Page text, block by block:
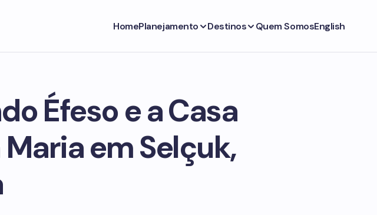
HomePlanejamento Destinos Quem SomosEnglish
Éfeso e a Casa
em Selçuk,